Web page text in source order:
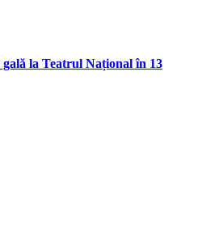
la Teatrul Național în 13